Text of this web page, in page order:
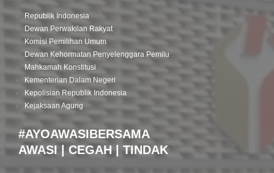
Republik Indonesia
Dewan Perwakilan Rakyat
Komisi Pemilihan Umum
Dewan Kehormatan Penyelenggara Pemilu
Mahkamah Konstitusi
Kementerian Dalam Negeri
Kepolisian Republik Indonesia
Kejaksaan Agung
#AYOAWASIBERSAMA
AWASI | CEGAH | TINDAK